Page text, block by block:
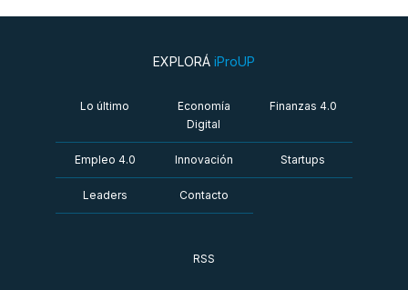
EXPLORÁ iProUP
Lo último
Economía
Digital
Finanzas 4.0
Empleo 4.0 Innovación Startups
Leaders Contacto
RSS